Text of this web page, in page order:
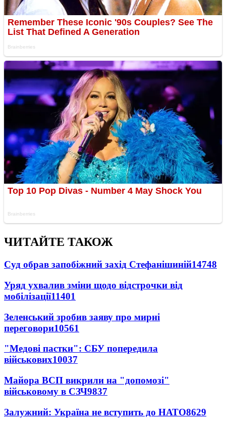
ЧИТАЙТЕ ТАКОЖ
Суд обрав запобіжний захід Стефанішиній14748
Уряд ухвалив зміни щодо відстрочки від
мобілізації11401
Зеленський зробив заяву про мирні
переговори10561
"Медові пастки": СБУ попередила
військових10037
Майора ВСП викрили на "допомозі"
військовому в СЗЧ9837
Залужний: Україна не вступить до НАТО8629